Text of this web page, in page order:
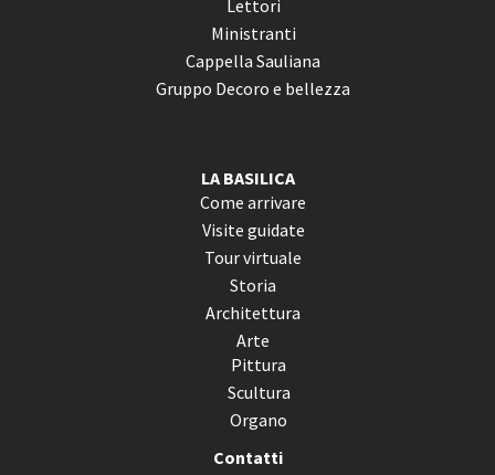
Lettori
Ministranti
Cappella Sauliana
Gruppo Decoro e bellezza
LA BASILICA
Come arrivare
Visite guidate
Tour virtuale
Storia
Architettura
Arte
Pittura
Scultura
Organo
Contatti